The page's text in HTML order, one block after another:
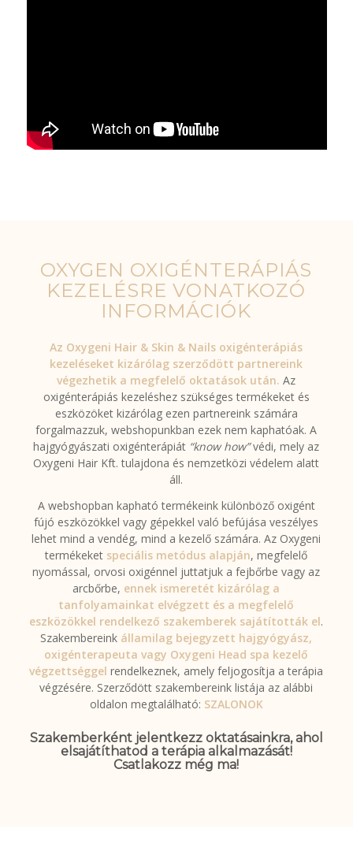
OXYGEN OXIGÉNTERÁPIÁS
KEZELÉSRE VONATKOZÓ
INFORMÁCIÓK
Az Oxygeni Hair & Skin & Nails oxigénterápiás
kezeléseket kizárólag szerződött partnereink
végezhetik a megfelelő oktatások után. Az
oxigénterápiás kezeléshez szükséges termékeket és
eszközöket kizárólag ezen partnereink számára
forgalmazzuk, webshopunkban ezek nem kaphatóak. A
hajgyógyászati oxigénterápiát “know how”védi, mely az
Oxygeni Hair Kft. tulajdona és nemzetközi védelem alatt
áll.
A webshopban kapható termékeink különböző oxigént
fújó eszközökkel vagy gépekkel való befújása veszélyes
lehet mind a vendég, mind a kezelő számára. Az Oxygeni
termékeket speciális metódus alapján, megfelelő
nyomással, orvosi oxigénnel juttatjuk a fejbőrbe vagy az
arcbőrbe, ennek ismeretét kizárólag a
tanfolyamainkat elvégzett és a megfelelő
eszközökkel rendelkező szakemberek sajátították el.
Szakembereink államilag bejegyzett hajgyógyász,
oxigénterapeuta vagy Oxygeni Head spa kezelő
végzettséggel rendelkeznek, amely feljogosítja a terápia
végzésére. Szerződött szakembereink listája az alábbi
oldalon megtalálható: SZALONOK
Szakemberként jelentkezz oktatásainkra, ahol
elsajátíthatod a terápia alkalmazását!
Csatlakozz még ma!